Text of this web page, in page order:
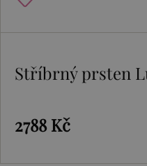
Stříbrný prsten
2788 Kč